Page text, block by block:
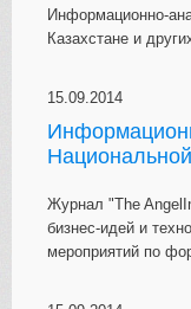
Информационно-
Казахстане и
15.09.2014
Журнал "The
бизнес-идей и
мероприятий по